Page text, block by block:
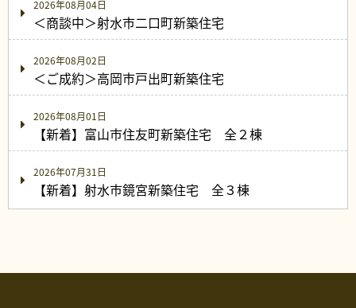
2026年08月04日
＜商談中＞射水市二口町新築住宅
2026年08月02日
＜ご成約＞高岡市戸出町新築住宅
2026年08月01日
【新着】富山市住友町新築住宅 全２棟
2026年07月31日
【新着】射水市鏡宮新築住宅 全３棟